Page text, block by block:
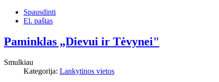
Spausdinti
El. paštas
Paminklas „Dievui ir Tėvynei"
Smulkiau
Kategorija: Lankytinos vietos